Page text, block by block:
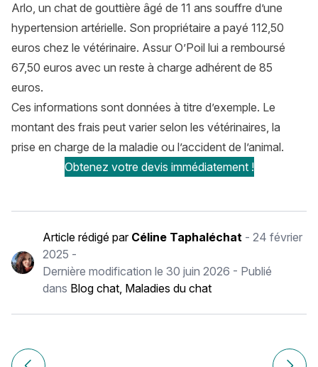
Arlo, un chat de gouttière âgé de 11 ans souffre d’une
hypertension artérielle. Son propriétaire a payé 112,50
euros chez le vétérinaire. Assur O’Poil lui a remboursé
67,50 euros avec un reste à charge adhérent de 85
euros.
Ces informations sont données à titre d’exemple. Le
montant des frais peut varier selon les vétérinaires, la
prise en charge de la maladie ou l’accident de l’animal.
Obtenez votre devis immédiatement !
Article rédigé par Céline Taphaléchat- 24 février
2025 -
Dernière modification le 30 juin 2026 - Publié
dans Blog chat, Maladies du chat
Navigation